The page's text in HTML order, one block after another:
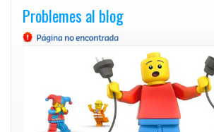
Problemes al blog